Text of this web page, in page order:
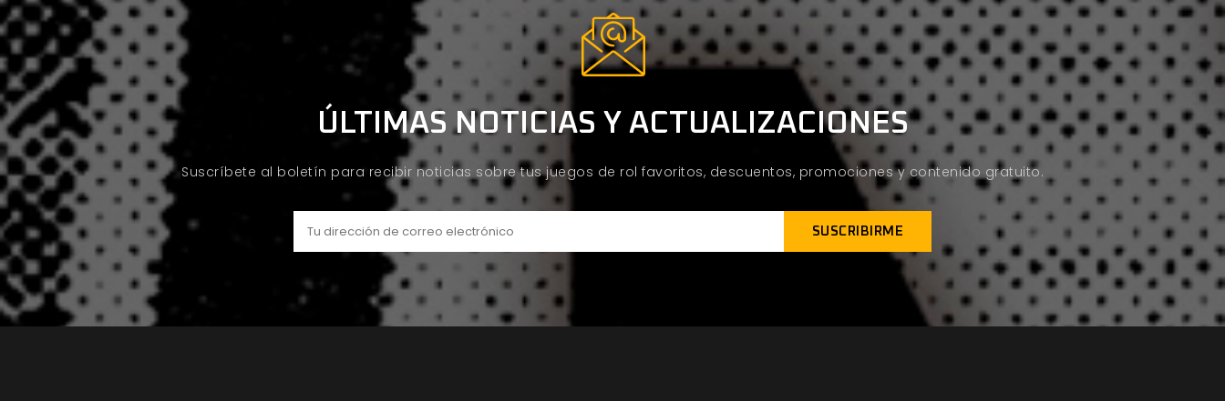
ÚLTIMAS NOTICIAS Y ACTUALIZACIONES
Suscríbete al boletín para recibir noticias sobre tus juegos de rol favoritos, descuentos, promociones y contenido gratuito.